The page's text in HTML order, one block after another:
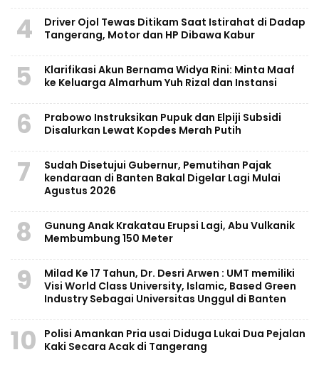
4
Driver Ojol Tewas Ditikam Saat Istirahat di Dadap
Tangerang, Motor dan HP Dibawa Kabur
5
Klarifikasi Akun Bernama Widya Rini: Minta Maaf
ke Keluarga Almarhum Yuh Rizal dan Instansi
6
Prabowo Instruksikan Pupuk dan Elpiji Subsidi
Disalurkan Lewat Kopdes Merah Putih
7
Sudah Disetujui Gubernur, Pemutihan Pajak
kendaraan di Banten Bakal Digelar Lagi Mulai
Agustus 2026
8
Gunung Anak Krakatau Erupsi Lagi, Abu Vulkanik
Membumbung 150 Meter
9
Milad Ke 17 Tahun, Dr. Desri Arwen : UMT memiliki
Visi World Class University, Islamic, Based Green
Industry Sebagai Universitas Unggul di Banten
10
Polisi Amankan Pria usai Diduga Lukai Dua Pejalan
Kaki Secara Acak di Tangerang